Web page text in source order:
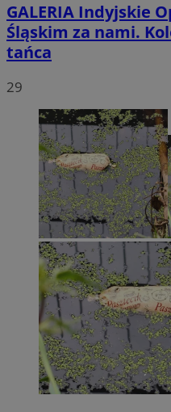
GALERIA Indyjskie
Śląskim za nami.
tańca
29